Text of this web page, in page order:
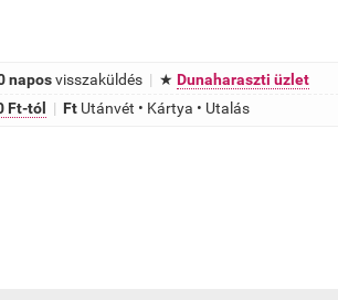
naposvisszaküldés | ★Dunaharaszti üzlet
Ft-tól | Ft Utánvét • Kártya • Utalás